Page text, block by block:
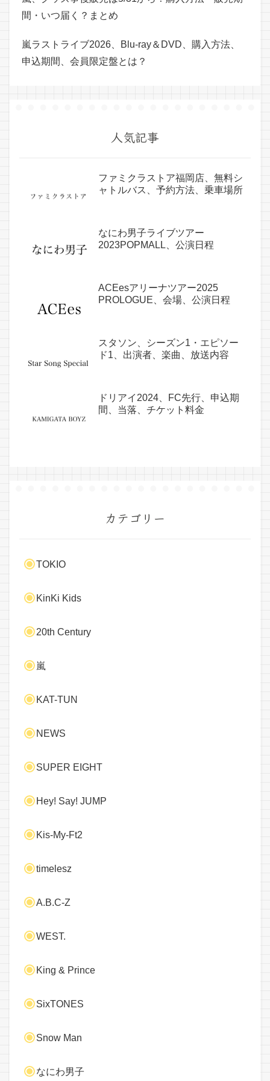
間・いつ届く？まとめ
嵐ラストライブ2026、Blu-ray＆DVD、購入方法、
申込期間、会員限定盤とは？
人気記事
ファミクラストア福岡店、無料シ
ャトルバス、予約方法、乗車場所
なにわ男子ライブツアー
2023POPMALL、公演日程
ACEesアリーナツアー2025
PROLOGUE、会場、公演日程
スタソン、シーズン1・エピソー
ド1、出演者、楽曲、放送内容
ドリアイ2024、FC先行、申込期
間、当落、チケット料金
カテゴリー
TOKIO
KinKi Kids
20th Century
嵐
KAT-TUN
NEWS
SUPER EIGHT
Hey! Say! JUMP
Kis-My-Ft2
timelesz
A.B.C-Z
WEST.
King & Prince
SixTONES
Snow Man
なにわ男子